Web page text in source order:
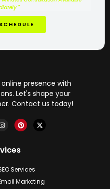
presence with
Let's shape your
Contact us today!
Services
Marketing